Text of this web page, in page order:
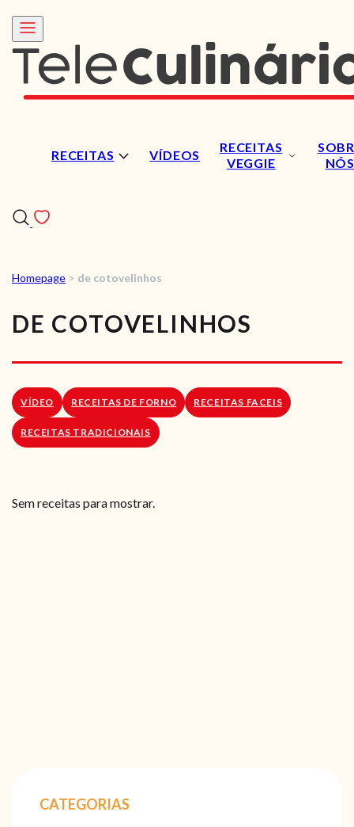
RECEITAS VÍDEOS
RECEITAS
VEGGIE
NÓS
VÍDEOS
RECEITAS VEGGIE
SOBRE NÓS
LOJA ONLINE
Homepage > de cotovelinhos
DE COTOVELINHOS
VÍDEO RECEITAS DE FORNO RECEITAS FACEIS
RECEITAS TRADICIONAIS
Sem receitas para mostrar.
CATEGORIAS